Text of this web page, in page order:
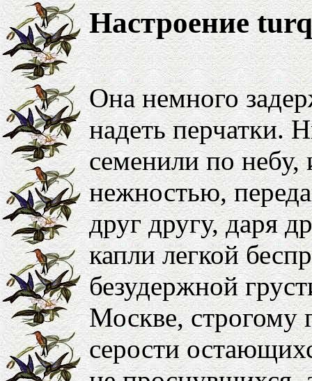
Настроение
Она немного
надеть перчатки.
семенили по небу,
нежностью,
друг другу, даря
капли легкой
безудержной
Москве, строгому
серости